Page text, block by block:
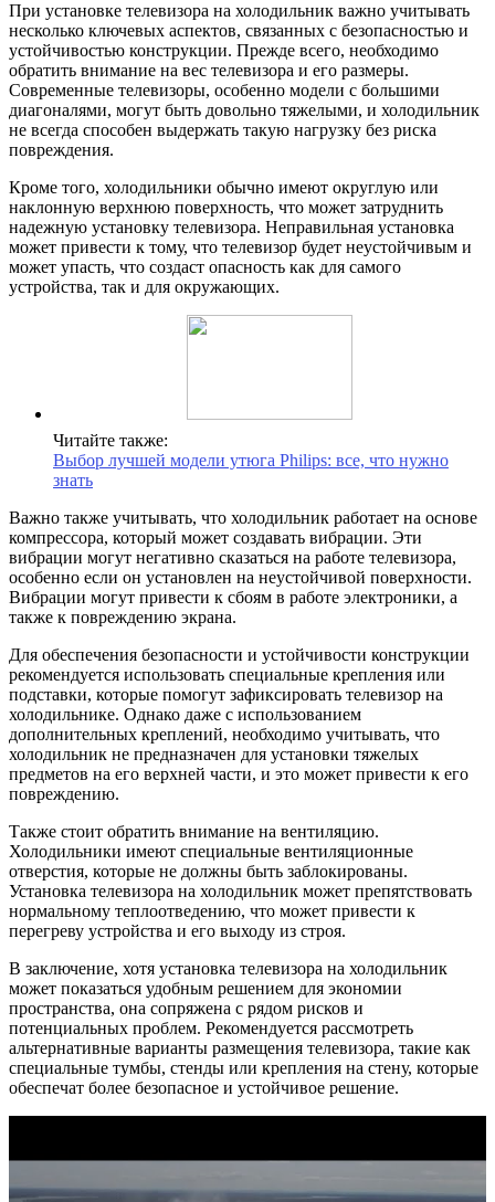
При установке телевизора на холодильник важно учитывать
несколько ключевых аспектов, связанных с безопасностью и
устойчивостью конструкции. Прежде всего, необходимо
обратить внимание на вес телевизора и его размеры.
Современные телевизоры, особенно модели с большими
диагоналями, могут быть довольно тяжелыми, и холодильник
не всегда способен выдержать такую нагрузку без риска
повреждения.
Кроме того, холодильники обычно имеют округлую или
наклонную верхнюю поверхность, что может затруднить
надежную установку телевизора. Неправильная установка
может привести к тому, что телевизор будет неустойчивым и
может упасть, что создаст опасность как для самого
устройства, так и для окружающих.
Читайте также:
Выбор лучшей модели утюга Philips: все, что нужно
знать
Важно также учитывать, что холодильник работает на основе
компрессора, который может создавать вибрации. Эти
вибрации могут негативно сказаться на работе телевизора,
особенно если он установлен на неустойчивой поверхности.
Вибрации могут привести к сбоям в работе электроники, а
также к повреждению экрана.
Для обеспечения безопасности и устойчивости конструкции
рекомендуется использовать специальные крепления или
подставки, которые помогут зафиксировать телевизор на
холодильнике. Однако даже с использованием
дополнительных креплений, необходимо учитывать, что
холодильник не предназначен для установки тяжелых
предметов на его верхней части, и это может привести к его
повреждению.
Также стоит обратить внимание на вентиляцию.
Холодильники имеют специальные вентиляционные
отверстия, которые не должны быть заблокированы.
Установка телевизора на холодильник может препятствовать
нормальному теплоотведению, что может привести к
перегреву устройства и его выходу из строя.
В заключение, хотя установка телевизора на холодильник
может показаться удобным решением для экономии
пространства, она сопряжена с рядом рисков и
потенциальных проблем. Рекомендуется рассмотреть
альтернативные варианты размещения телевизора, такие как
специальные тумбы, стенды или крепления на стену, которые
обеспечат более безопасное и устойчивое решение.